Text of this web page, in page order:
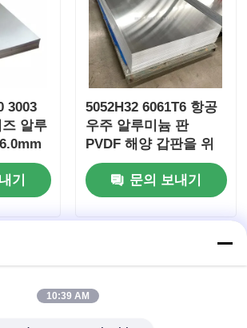
3003
즈 알루
기
5052H32 6061T6 항공
우주 알루미늄 판
PVDF 해양 갑판을 위
해 코팅 자동 스탬프 건
물 정면 문의 보내기
10:39 AM